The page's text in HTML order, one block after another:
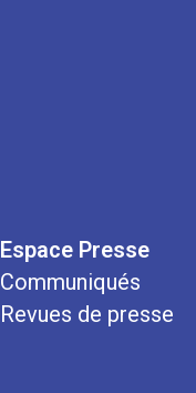
Espace Presse
Communiqués
Revues de presse